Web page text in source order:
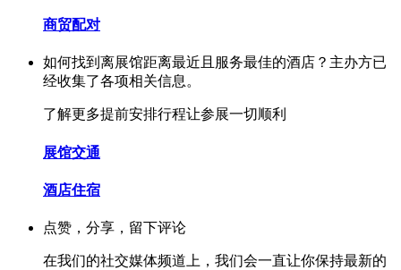
商贸配对
如何找到离展馆距离最近且服务最佳的酒店？主办方已
经收集了各项相关信息。
了解更多提前安排行程让参展一切顺利
展馆交通
酒店住宿
点赞，分享，留下评论
在我们的社交媒体频道上，我们会一直让你保持最新的